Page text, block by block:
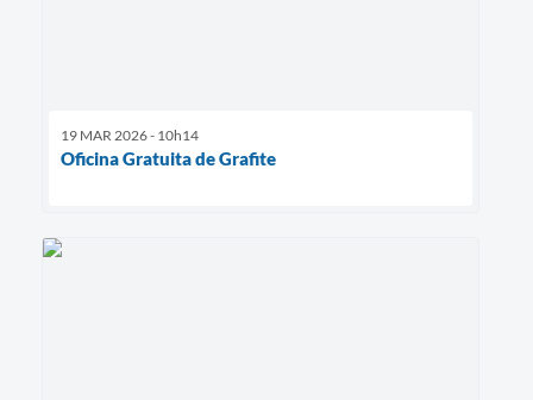
19 MAR 2026 - 10h14
Oficina Gratuita de Grafite